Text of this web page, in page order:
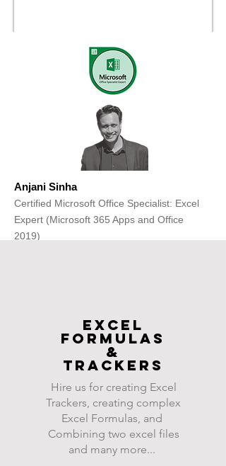
Anjani Sinha
Certified Microsoft Office Specialist: Excel
Expert (Microsoft 365 Apps and Office
2019)
Excel
FOrmulas
&
Trackers
Hire us for creating Excel
Trackers, creating complex
Excel Formulas, and
Combining two excel files
and many more...